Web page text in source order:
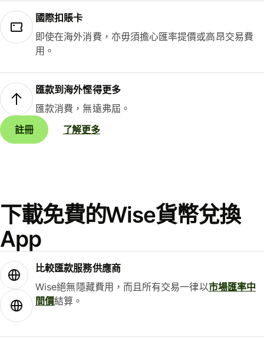
國際扣賬卡
即使在海外消費，亦毋須擔心匯率提價或高昂交易費
用。
匯款到海外慳得更多
匯款消費，無遠弗屆。
註冊
了解更多
下載免費的Wise貨幣兌換
App
比較匯款服務供應商
Wise絕無隱藏費用，而且所有交易一律以市場匯率中
間價結算。